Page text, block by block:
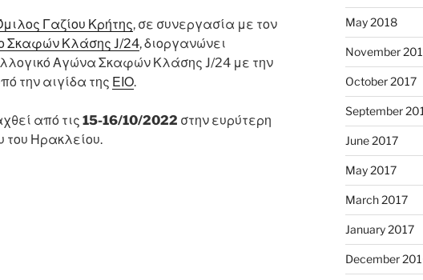
Γαζίου Κρήτης, σε συνεργασία με τον
Σκαφών Κλάσης J/24, διοργανώνει
Αγώνα Σκαφών Κλάσης J/24 με την
την αιγίδα της ΕΙΟ.
από τις 15-16/10/2022 στην ευρύτερη
του Ηρακλείου.
May 2018
November
October 2017
September
June 2017
May 2017
March 2017
January 2017
December